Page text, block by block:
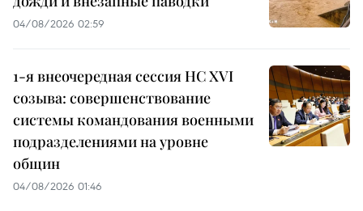
04/08/2026 02:59
1-я внеочередная сессия НС XVI
созыва: совершенствование
системы командования военными
подразделениями на уровне
общин
04/08/2026 01:46